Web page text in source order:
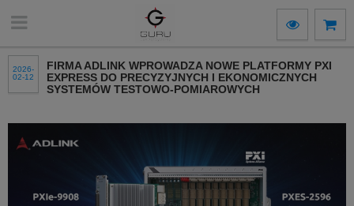
2026-
02-12
FIRMA ADLINK WPROWADZA NOWE PLATFORMY PXI
EXPRESS DO PRECYZYJNYCH I EKONOMICZNYCH
SYSTEMÓW TESTOWO-POMIAROWYCH